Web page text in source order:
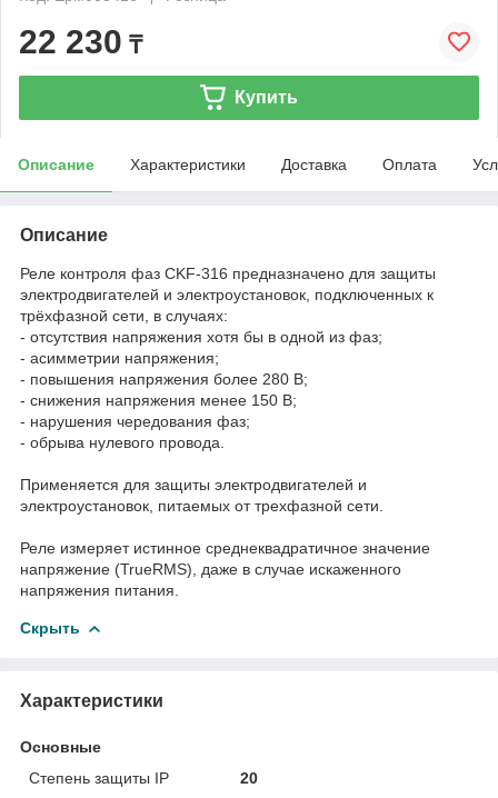
22 230 ₸
Купить
Описание Характеристики Доставка Оплата
Описание
Реле контроля фаз CKF-316 предназначено для защиты
электродвигателей и электроустановок, подключенных к
трёхфазной сети, в случаях:
- отсутствия напряжения хотя бы в одной из фаз;
- асимметрии напряжения;
- повышения напряжения более 280 В;
- снижения напряжения менее 150 В;
- нарушения чередования фаз;
- обрыва нулевого провода.
Применяется для защиты электродвигателей и
электроустановок, питаемых от трехфазной сети.
Реле измеряет истинное среднеквадратичное значение
напряжение (TrueRMS), даже в случае искаженного
напряжения питания.
Скрыть
Характеристики
Основные
Степень защиты IP
20